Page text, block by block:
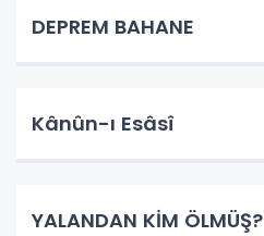
DEPREM BAHANE
Kânûn-ı Esâsî
YALANDAN KİM ÖLMÜŞ?